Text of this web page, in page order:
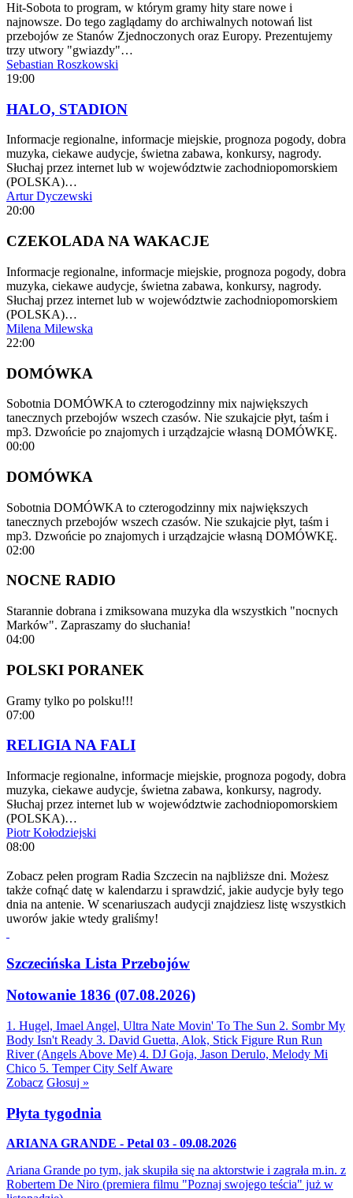
Hit-Sobota to program, w którym gramy hity stare nowe i
najnowsze. Do tego zaglądamy do archiwalnych notowań list
przebojów ze Stanów Zjednoczonych oraz Europy. Prezentujemy
trzy utwory "gwiazdy"…
Sebastian Roszkowski
19:00
HALO, STADION
Informacje regionalne, informacje miejskie, prognoza pogody, dobra
muzyka, ciekawe audycje, świetna zabawa, konkursy, nagrody.
Słuchaj przez internet lub w województwie zachodniopomorskiem
(POLSKA)…
Artur Dyczewski
20:00
CZEKOLADA NA WAKACJE
Informacje regionalne, informacje miejskie, prognoza pogody, dobra
muzyka, ciekawe audycje, świetna zabawa, konkursy, nagrody.
Słuchaj przez internet lub w województwie zachodniopomorskiem
(POLSKA)…
Milena Milewska
22:00
DOMÓWKA
Sobotnia DOMÓWKA to czterogodzinny mix największych
tanecznych przebojów wszech czasów. Nie szukajcie płyt, taśm i
mp3. Dzwońcie po znajomych i urządzajcie własną DOMÓWKĘ.
00:00
DOMÓWKA
Sobotnia DOMÓWKA to czterogodzinny mix największych
tanecznych przebojów wszech czasów. Nie szukajcie płyt, taśm i
mp3. Dzwońcie po znajomych i urządzajcie własną DOMÓWKĘ.
02:00
NOCNE RADIO
Starannie dobrana i zmiksowana muzyka dla wszystkich "nocnych
Marków". Zapraszamy do słuchania!
04:00
POLSKI PORANEK
Gramy tylko po polsku!!!
07:00
RELIGIA NA FALI
Informacje regionalne, informacje miejskie, prognoza pogody, dobra
muzyka, ciekawe audycje, świetna zabawa, konkursy, nagrody.
Słuchaj przez internet lub w województwie zachodniopomorskiem
(POLSKA)…
Piotr Kołodziejski
08:00
Zobacz pełen program Radia Szczecin na najbliższe dni. Możesz
także cofnąć datę w kalendarzu i sprawdzić, jakie audycje były tego
dnia na antenie. W scenariuszach audycji znajdziesz listę wszystkich
uworów jakie wtedy graliśmy!
Szczecińska Lista Przebojów
Notowanie 1836 (07.08.2026)
1. Hugel, Imael Angel, Ultra Nate Movin' To The Sun 2. Sombr My
Body Isn't Ready 3. David Guetta, Alok, Stick Figure Run Run
River (Angels Above Me) 4. DJ Goja, Jason Derulo, Melody Mi
Chico 5. Temper City Self Aware
Zobacz Głosuj »
Płyta tygodnia
ARIANA GRANDE - Petal 03 - 09.08.2026
Ariana Grande po tym, jak skupiła się na aktorstwie i zagrała m.in. z
Robertem De Niro (premiera filmu "Poznaj swojego teścia" już w